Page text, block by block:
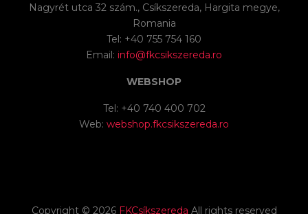
Nagyrét utca 32 szám., Csíkszereda, Hargita megye,
Romania
Tel: +40 755 754 160
Email: info@fkcsikszereda.ro
WEBSHOP
Tel: +40 740 400 702
Web: webshop.fkcsikszereda.ro
Copyright © 2026 FKCsíkszereda All rights reserved